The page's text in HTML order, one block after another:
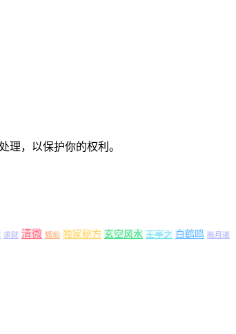
理，以保护你的权利。
求财 清微 狐仙 独家秘方 玄空风水 王亭之 白鹤鸣 皓月道